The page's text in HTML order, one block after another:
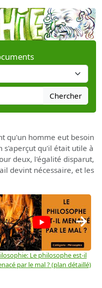
Chercher
qu'un homme eut besoin
s'aperçut qu'il était utile à
deux, l'égalité disparut,
devint nécessaire, et les
Le philosophe est-il
par le mal ? (plan détaillé)
→